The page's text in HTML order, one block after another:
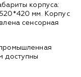
корпуса:
мм. Корпус
сенсорная
доступны